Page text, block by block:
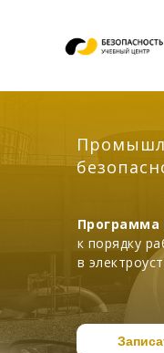
Программа
к порядку
в